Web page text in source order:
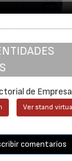
de
Ver stand
comentarios